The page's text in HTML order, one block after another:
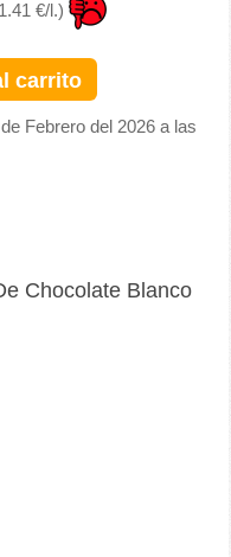
€/l.)
carrito
Febrero del 2026 a las
Chocolate Blanco